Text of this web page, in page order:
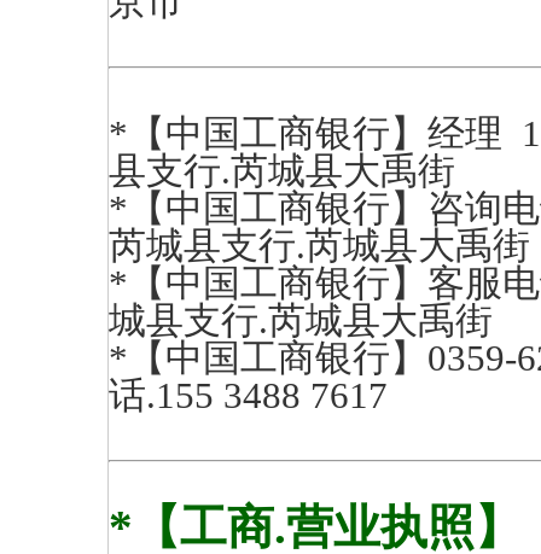
*【中国工商银行】经理
县支行.芮城县大禹街
*【中国工商银行】咨询
芮城县支行.芮城县大禹街
*【中国工商银行】客服
城县支行.芮城县大禹街
*【中国工商银行】0359-
话.155 3488 7617
*【工商.营业执照】